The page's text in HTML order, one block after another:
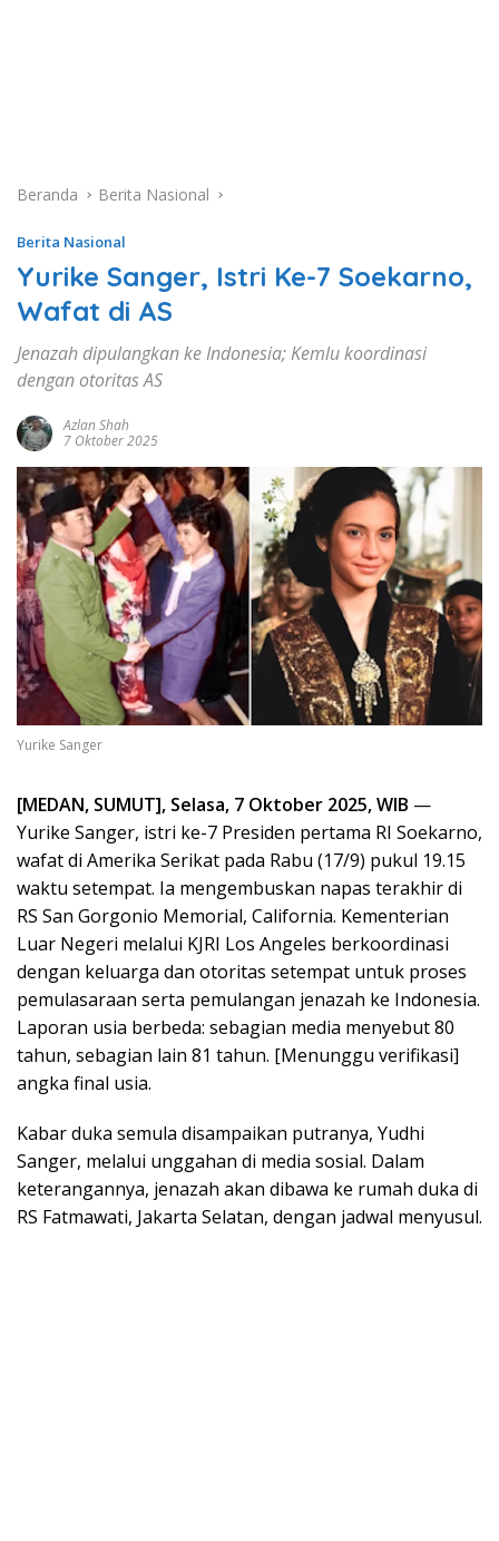
Beranda Berita Nasional
Berita Nasional
Yurike Sanger, Istri Ke-7 Soekarno,
Wafat di AS
Jenazah dipulangkan ke Indonesia; Kemlu koordinasi
dengan otoritas AS
Azlan Shah
7 Oktober 2025
Yurike Sanger
[MEDAN, SUMUT], Selasa, 7 Oktober 2025, WIB —
Yurike Sanger, istri ke-7 Presiden pertama RI Soekarno,
wafat di Amerika Serikat pada Rabu (17/9) pukul 19.15
waktu setempat. Ia mengembuskan napas terakhir di
RS San Gorgonio Memorial, California. Kementerian
Luar Negeri melalui KJRI Los Angeles berkoordinasi
dengan keluarga dan otoritas setempat untuk proses
pemulasaraan serta pemulangan jenazah ke Indonesia.
Laporan usia berbeda: sebagian media menyebut 80
tahun, sebagian lain 81 tahun. [Menunggu verifikasi]
angka final usia.
Kabar duka semula disampaikan putranya, Yudhi
Sanger, melalui unggahan di media sosial. Dalam
keterangannya, jenazah akan dibawa ke rumah duka di
RS Fatmawati, Jakarta Selatan, dengan jadwal menyusul.